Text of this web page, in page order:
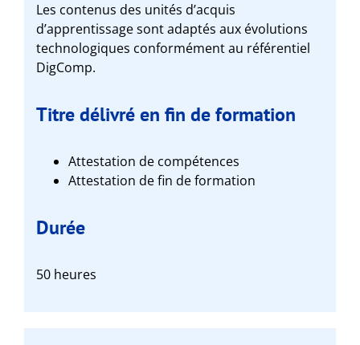
Les contenus des unités d’acquis
d’apprentissage sont adaptés aux évolutions
technologiques conformément au référentiel
DigComp.
Titre délivré en fin de formation
Attestation de compétences
Attestation de fin de formation
Durée
50 heures